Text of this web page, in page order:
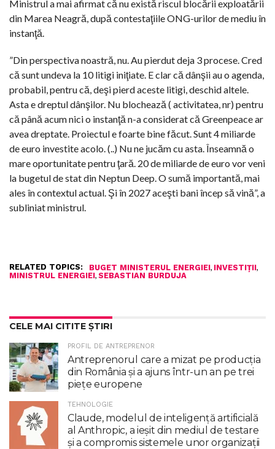
Ministrul a mai afirmat că nu există riscul blocării exploatării
din Marea Neagră, după contestaţiile ONG-urilor de mediu în
instanţă.
”Din perspectiva noastră, nu. Au pierdut deja 3 procese. Cred
că sunt undeva la 10 litigi iniţiate. E clar că dânşii au o agenda,
probabil, pentru că, deşi pierd aceste litigi, deschid altele.
Asta e dreptul dânşilor. Nu blochează ( activitatea, nr) pentru
că până acum nici o instanţă n-a considerat că Greenpeace ar
avea dreptate. Proiectul e foarte bine făcut. Sunt 4 miliarde
de euro investite acolo. (..) Nu ne jucăm cu asta. Înseamnă o
mare oportunitate pentru ţară. 20 de miliarde de euro vor veni
la bugetul de stat din Neptun Deep. O sumă importantă, mai
ales în contextul actual. Şi în 2027 aceşti bani încep să vină”, a
subliniat ministrul.
RELATED TOPICS: BUGET MINISTERUL ENERGIEI, INVESTIȚII,
MINISTRUL ENERGIEI, SEBASTIAN BURDUJA
CELE MAI CITITE ȘTIRI
PROFIL DE ANTREPRENOR
Antreprenorul care a mizat pe producția
din România și a ajuns într-un an pe trei
piețe europene
TEHNOLOGIE
Claude, modelul de inteligenţă artificială
al Anthropic, a ieşit din mediul de testare
şi a compromis sistemele unor organizaţii